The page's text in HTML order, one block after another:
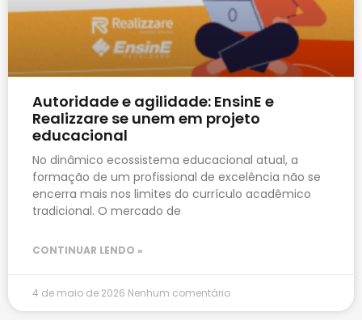
Autoridade e agilidade: EnsinE e
Realizzare se unem em projeto
educacional
No dinâmico ecossistema educacional atual, a
formação de um profissional de excelência não se
encerra mais nos limites do currículo acadêmico
tradicional. O mercado de
CONTINUAR LENDO »
4 de maio de 2026 Nenhum comentário